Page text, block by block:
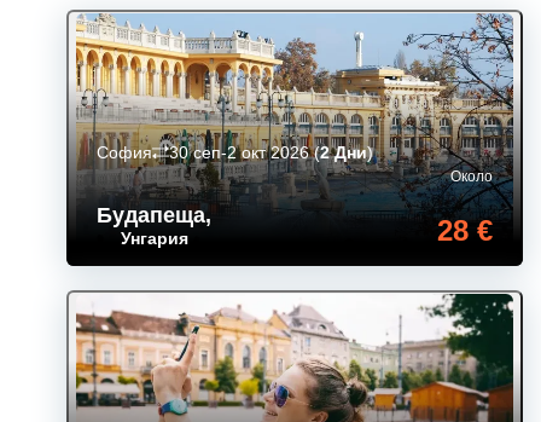
Будапеща,
Унгария
Около
28 €
София 30 сеп-2 окт 2026(2 Дни)